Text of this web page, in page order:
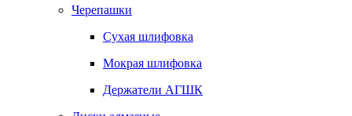
Черепашки
Сухая шлифовка
Мокрая шлифовка
Держатели АГШК